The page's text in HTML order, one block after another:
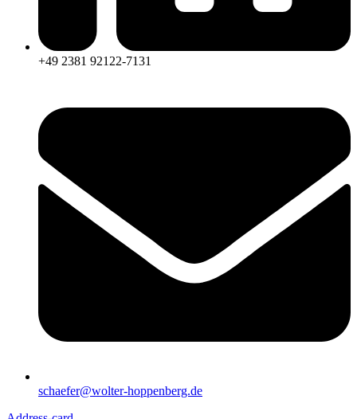
+49 2381 92122-7131
schaefer@wolter-hoppenberg.de